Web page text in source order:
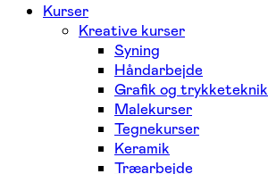
Kurser
Kreative kurser
Syning
Håndarbejde
Grafik og trykketeknik
Malekurser
Tegnekurser
Keramik
Træarbejde